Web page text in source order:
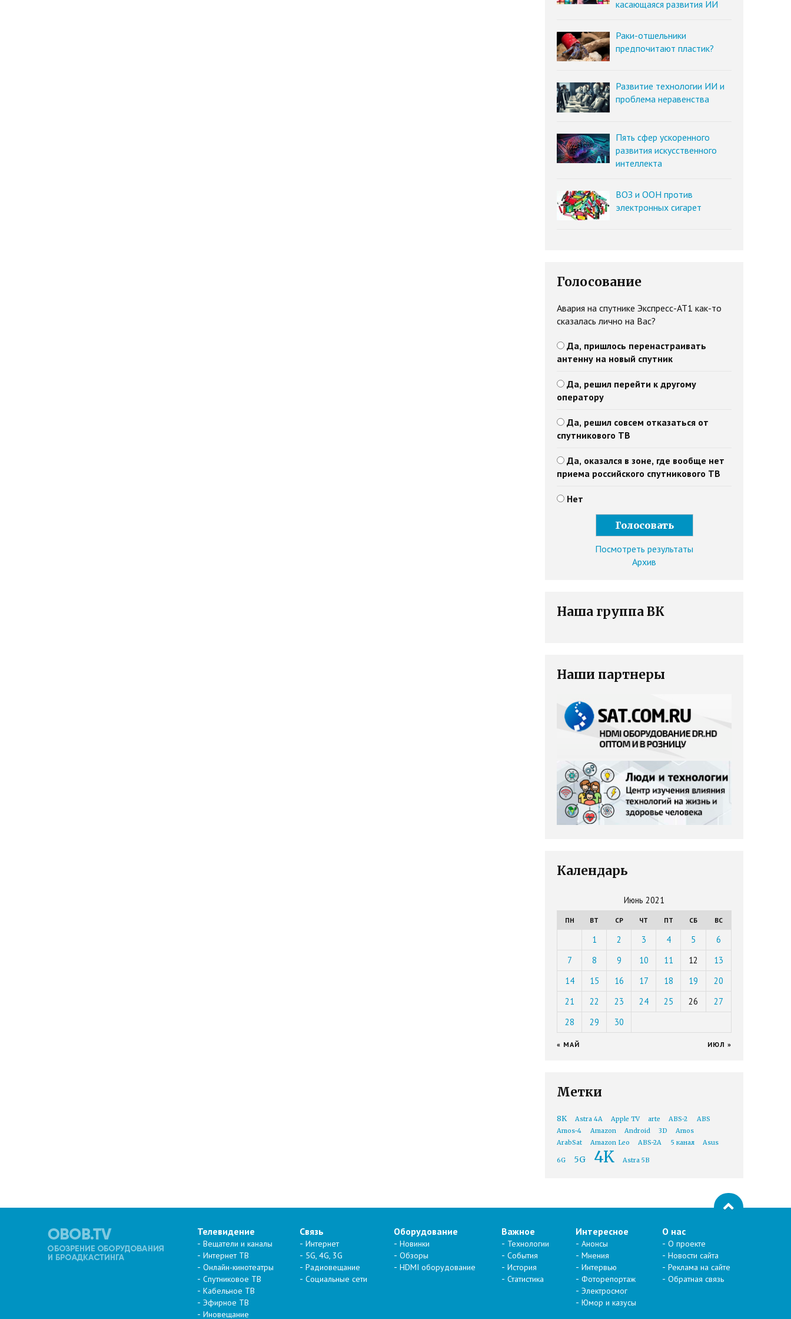
касающаяся развития ИИ
Раки-отшельники
предпочитают пластик?
Развитие технологии ИИ и
проблема неравенства
Пять сфер ускоренного
развития искусственного
интеллекта
ВОЗ и ООН против
электронных сигарет
Голосование
Авария на спутнике Экспресс-АТ1 как-то
сказалась лично на Вас?
Да, пришлось перенастраивать
антенну на новый спутник
Да, решил перейти к другому
оператору
Да, решил совсем отказаться от
спутникового ТВ
Да, оказался в зоне, где вообще нет
приема российского спутникового ТВ
Нет
Посмотреть результаты
Архив
Наша группа ВК
Наши партнеры
Календарь
Июнь 2021
ПН ВТ СР ЧТ ПТ СБ ВС
1 2 3 4 5
6
7
8 9 10 11 12
13
14
15 16 17 18 19
20
21
22 23 24 25 26
27
28
29 30
« МАЙ ИЮЛ »
Метки
8K Astra 4A Apple TV arte ABS-2
ABS
Amos-4
Amazon Android 3D
Amos
ArabSat
Amazon Leo ABS-2A 5 канал Asus
6G 5G 4K Astra 5B
Телевидение
Вещатели и каналы
Интернет ТВ
Онлайн-кинотеатры
Спутниковое ТВ
Кабельное ТВ
Эфирное ТВ
Иновещание
Связь
Интернет
5G, 4G, 3G
Радиовещание
Социальные сети
Оборудование
Новинки
Обзоры
HDMI оборудование
Важное
Технологии
События
История
Статистика
Интересное
Анонсы
Мнения
Интервью
Фоторепортаж
Электросмог
Юмор и казусы
О нас
О проекте
Новости сайта
Реклама на сайте
Обратная связь